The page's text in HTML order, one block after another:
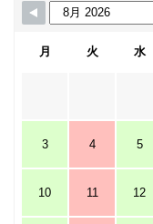
月 火 水
3 4 5
10 11 12